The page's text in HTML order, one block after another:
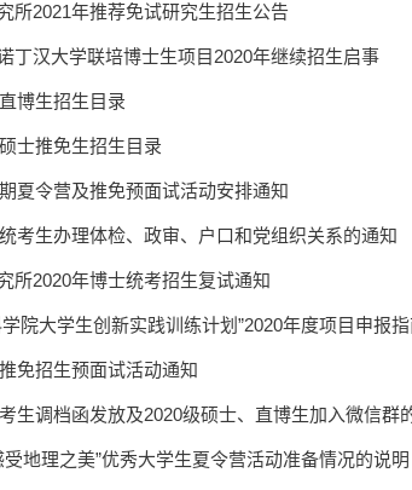
所2021年推荐免试研究生招生公告
丁汉大学联培博士生项目2020年继续招生启事
博生招生目录
士推免生招生目录
夏令营及推免预面试活动安排通知
考生办理体检、政审、户口和党组织关系的通知
所2020年博士统考招生复试通知
院大学生创新实践训练计划”2020年度项目申报
免招生预面试活动通知
生调档函发放及2020级硕士、直博生加入微信群
受地理之美”优秀大学生夏令营活动准备情况的说明